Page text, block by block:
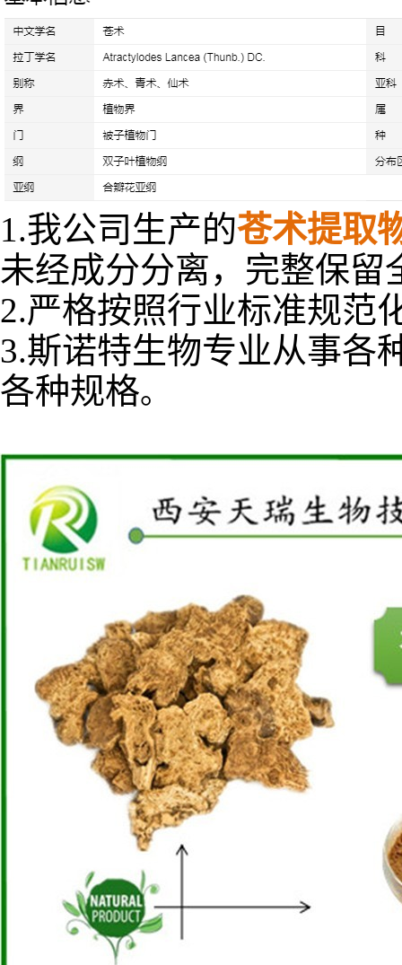
1.我公司生产的苍术提取
未经成分分离，完整保留
2.严格按照行业标准规范
3.斯诺特生物专业从事各
各种规格。